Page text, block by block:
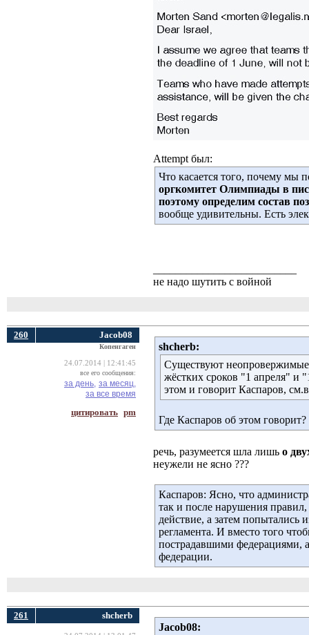
Attempt был:
Что касается того, почему мы
оргкомитет Олимпиады в
поэтому определим состав
вообще удивительны. Есть
не надо шутить с войной
260 Jacob08
Копенгаген
24.07.2014 | 12:41:45
все его сообщения:
за день, за месяц,
за все время
цитировать pm
shcherb:
Существуют
жёстких сроков "1 апреля" и
этом и говорит Каспаров,
Где Каспаров об этом говорит?
речь, разумеется шла лишь о
неужели не ясно ???
Каспаров: Ясно, что
так и после нарушения
действие, а затем попытались
регламента. И вместо того
пострадавшими федерациями,
федерации.
261 shcherb
Jacob08: